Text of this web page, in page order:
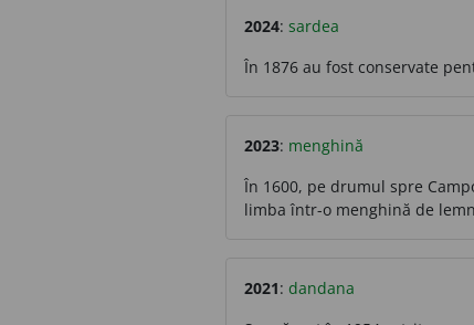
2024: sardea
În 1876 au fost conservate
2023: menghină
În 1600, pe drumul spre
limba într-o menghină de
2021: dandana